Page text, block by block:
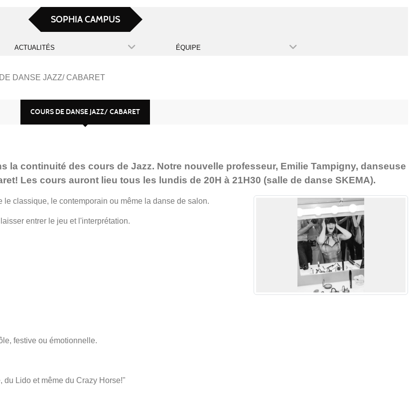
SOPHIA CAMPUS
ACTUALITÉS ÉQUIPE
DANSE JAZZ/ CABARET
COURS DE DANSE JAZZ/ CABARET
la continuité des cours de Jazz. Notre nouvelle professeur, Emilie Tampigny, danseuse
Les cours auront lieu tous les lundis de 20H à 21H30 (salle de danse SKEMA).
classique, le contemporain ou même la danse de salon.
entrer le jeu et l'interprétation.
festive ou émotionnelle.
Lido et même du Crazy Horse!"